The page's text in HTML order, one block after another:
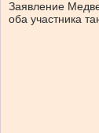
Заявление
оба участника